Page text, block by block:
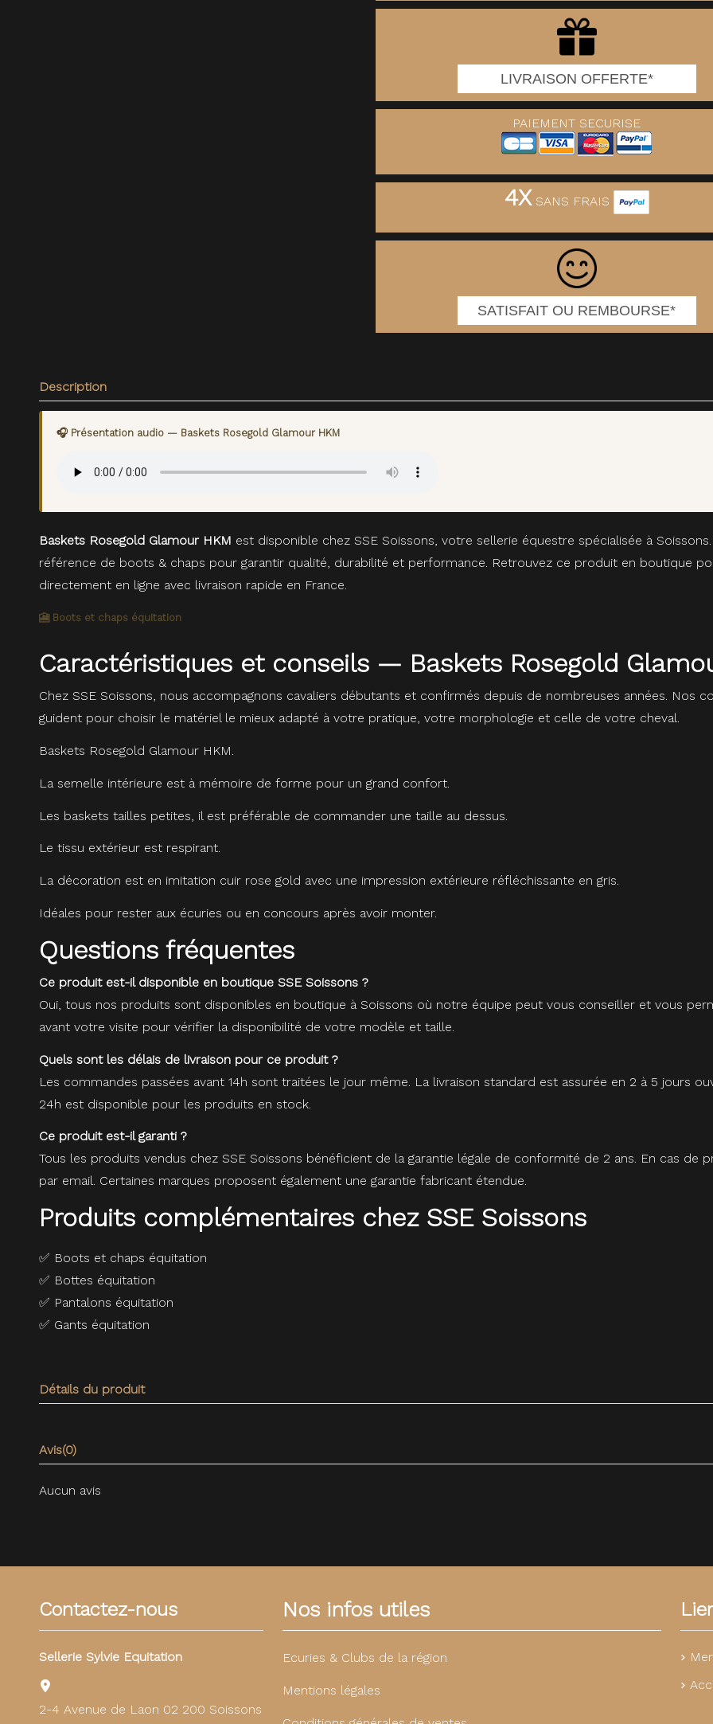
LIVRAISON OFFERTE*
PAIEMENT SECURISE
4XSANS FRAIS
SATISFAIT OU REMBOURSE*
Description
🎧 Présentation audio — Baskets Rosegold Glamour HKM
Baskets Rosegold Glamour HKM est disponible chez SSE Soissons, votre sellerie équestre spécialisée à
référence de boots & chaps pour garantir qualité, durabilité et performance. Retrouvez ce produit en boutique
directement en ligne avec livraison rapide en France.
🎦 Boots et chaps équitation
Caractéristiques et conseils — Baskets Rosegold
Chez SSE Soissons, nous accompagnons cavaliers débutants et confirmés depuis de nombreuses années. Nos
guident pour choisir le matériel le mieux adapté à votre pratique, votre morphologie et celle de votre cheval.
Baskets Rosegold Glamour HKM.
La semelle intérieure est à mémoire de forme pour un grand confort.
Les baskets tailles petites, il est préférable de commander une taille au dessus.
Le tissu extérieur est respirant.
La décoration est en imitation cuir rose gold avec une impression extérieure réfléchissante en gris.
Idéales pour rester aux écuries ou en concours après avoir monter.
Questions fréquentes
Ce produit est-il disponible en boutique SSE Soissons ?
Oui, tous nos produits sont disponibles en boutique à Soissons où notre équipe peut vous conseiller et vous
avant votre visite pour vérifier la disponibilité de votre modèle et taille.
Quels sont les délais de livraison pour ce produit ?
Les commandes passées avant 14h sont traitées le jour même. La livraison standard est assurée en 2 à 5 jours
24h est disponible pour les produits en stock.
Ce produit est-il garanti ?
Tous les produits vendus chez SSE Soissons bénéficient de la garantie légale de conformité de 2 ans. En cas
par email. Certaines marques proposent également une garantie fabricant étendue.
Produits complémentaires chez SSE Soissons
✅ Boots et chaps équitation
✅ Bottes équitation
✅ Pantalons équitation
✅ Gants équitation
Détails du produit
Avis(0)
Aucun avis
Contactez-nous
Sellerie Sylvie Equitation
2-4 Avenue de Laon 02 200 Soissons
Nos infos utiles
Ecuries & Clubs de la région
Mentions légales